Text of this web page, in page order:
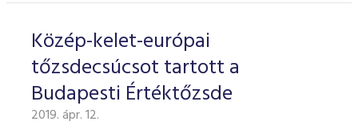
Közép-kelet-európai
tőzsdecsúcsot tartott a
Budapesti Értéktőzsde
2019. ápr. 12.